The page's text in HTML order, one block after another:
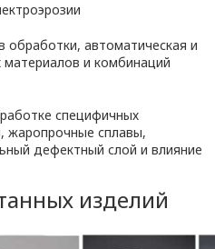
автоматическая и
и комбинаций
специфичных
жаропрочные сплавы,
дефектный слой и влияние
изделий